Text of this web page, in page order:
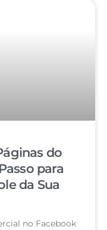
do
para
da Sua
no Facebook